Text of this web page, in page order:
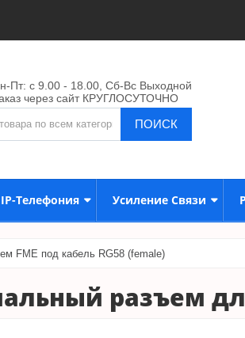
Пт: с 9.00 - 18.00, Сб-Вс Выходной
через сайт КРУГЛОСУТОЧНО
ПОИСК
IP-Телефония Усиление Связи
FME под кабель RG58 (female)
разъем